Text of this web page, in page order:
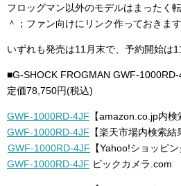
フロッグマン以外のモデルはまったく
＾；ファン向けにリンク作っておきま
いずれも発売は11月末で、予約開始は
■G-SHOCK FROGMAN GWF-1000RD-
定価78,750円(税込)
GWF-1000RD-4JF 【amazon.co.jp内検
GWF-1000RD-4JF 【楽天市場内検索結
GWF-1000RD-4JF 【Yahoo!ショッピ
GWF-1000RD-4JF ビックカメラ.com